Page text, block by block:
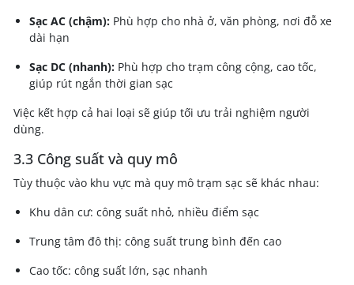
Sạc AC (chậm): Phù hợp cho nhà ở, văn phòng, nơi đỗ xe
dài hạn
Sạc DC (nhanh): Phù hợp cho trạm công cộng, cao tốc,
giúp rút ngắn thời gian sạc
Việc kết hợp cả hai loại sẽ giúp tối ưu trải nghiệm người
dùng.
3.3 Công suất và quy mô
Tùy thuộc vào khu vực mà quy mô trạm sạc sẽ khác nhau:
Khu dân cư: công suất nhỏ, nhiều điểm sạc
Trung tâm đô thị: công suất trung bình đến cao
Cao tốc: công suất lớn, sạc nhanh